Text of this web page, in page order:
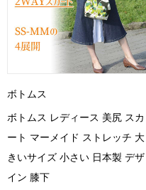
ボトムス
ボトムス レディース 美尻 スカ
ート マーメイド ストレッチ 大
きいサイズ 小さい 日本製 デザ
イン 膝下